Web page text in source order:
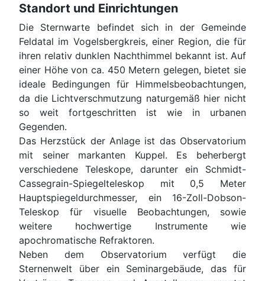
Standort und Einrichtungen
Die Sternwarte befindet sich in der Gemeinde
Feldatal im Vogelsbergkreis, einer Region, die für
ihren relativ dunklen Nachthimmel bekannt ist. Auf
einer Höhe von ca. 450 Metern gelegen, bietet sie
ideale Bedingungen für Himmelsbeobachtungen,
da die Lichtverschmutzung naturgemäß hier nicht
so weit fortgeschritten ist wie in urbanen
Gegenden.
Das Herzstück der Anlage ist das Observatorium
mit seiner markanten Kuppel. Es beherbergt
verschiedene Teleskope, darunter ein Schmidt-
Cassegrain-Spiegelteleskop mit 0,5 Meter
Hauptspiegeldurchmesser, ein 16-Zoll-Dobson-
Teleskop für visuelle Beobachtungen, sowie
weitere hochwertige Instrumente wie
apochromatische Refraktoren.
Neben dem Observatorium verfügt die
Sternenwelt über ein Seminargebäude, das für